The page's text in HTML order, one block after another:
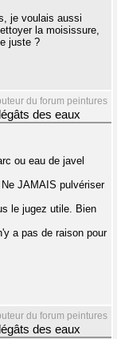
je voulais aussi
la moisissure,
juste ?
du forum peintures
des eaux
ou eau de javel
Ne JAMAIS pulvériser
le jugez utile. Bien
a pas de raison pour
du forum peintures
des eaux